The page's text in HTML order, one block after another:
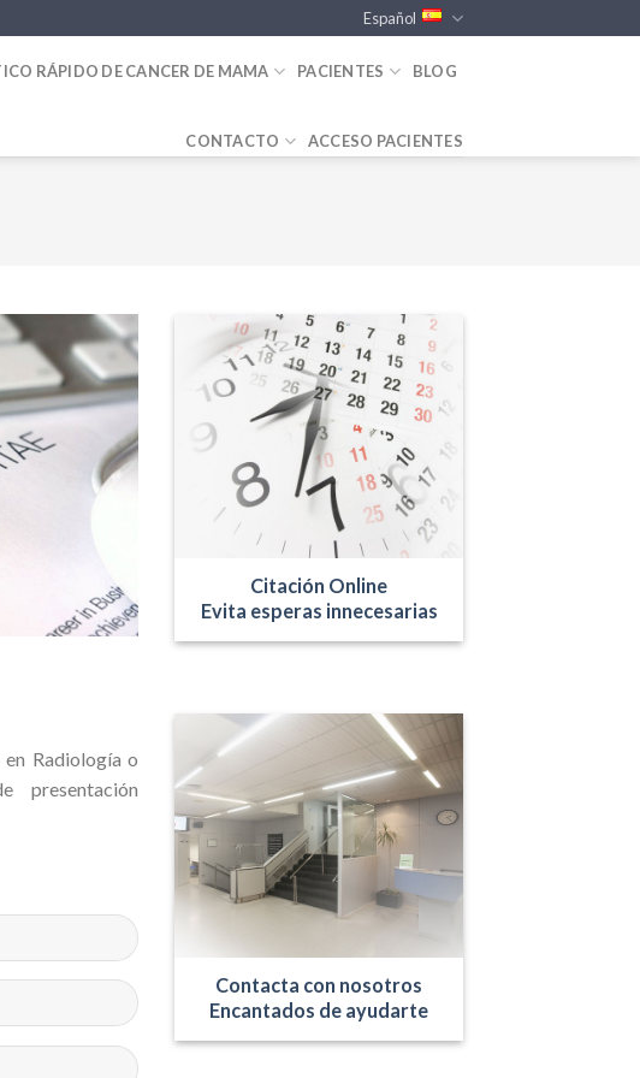
Español
RÁPIDO DE CANCER DE MAMA PACIENTES BLOG
CONTACTO ACCESO PACIENTES
Radiología o
presentación
Citación Online
Evita esperas innecesarias
Contacta con nosotros
Encantados de ayudarte